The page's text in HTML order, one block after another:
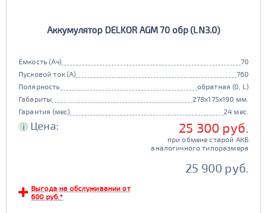
Аккумулятор DELKOR AGM 70 обр (LN3.0)
Емкость (Ач)
70
Пусковой ток (А)
760
Полярность
обратная (0, L)
Габариты
278x175x190 мм.
Гарантия (мес)
24 мес.
i Цена: 25 300 руб.
при обмене старой АКБ
аналогичного типоразмера
25 900 руб.
Выгода на обслуживании от
600 руб.*